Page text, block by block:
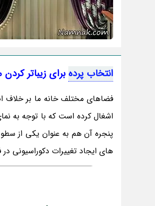
انتخاب پرده برای زیباتر کردن
فضاهای مختلف خانه ما بر خلاف
اشغال کرده است که با توجه به
پنجره آن هم به عنوان یکی از
های ایجاد تغییرات دکوراسیونی